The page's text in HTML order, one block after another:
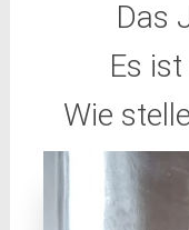
Das
Es
Wie